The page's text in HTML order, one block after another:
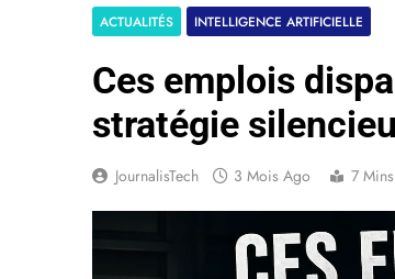
ACTUALITÉS INTELLIGENCE ARTIFICIELLE
Ces emplois
stratégie
JournalisTech 3 Mois Ago 7 Mins